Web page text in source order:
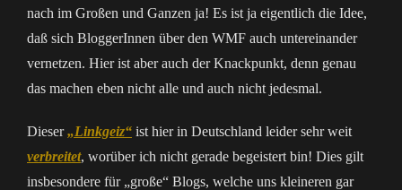
nach im Großen und Ganzen ja! Es ist ja eigentlich die Idee,
daß sich BloggerInnen über den WMF auch untereinander
vernetzen. Hier ist aber auch der Knackpunkt, denn genau
das machen eben nicht alle und auch nicht jedesmal.
Dieser„Linkgeiz“ ist hier in Deutschland leider sehr weit
verbreitet, worüber ich nicht gerade begeistert bin! Dies gilt
insbesondere für „große“ Blogs, welche uns kleineren gar